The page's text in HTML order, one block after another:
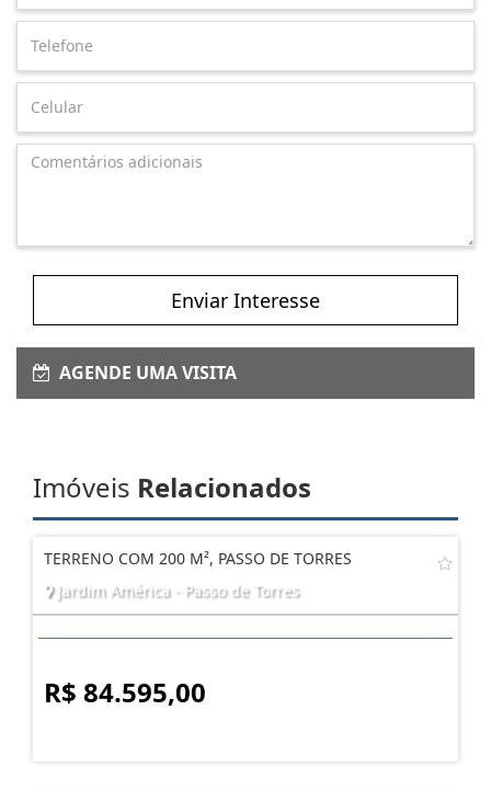
Enviar Interesse
AGENDE UMA VISITA
Imóveis Relacionados
TERRENO COM 200 M², PASSO DE TORRES
Jardim América - Passo de Torres
R$ 84.595,00